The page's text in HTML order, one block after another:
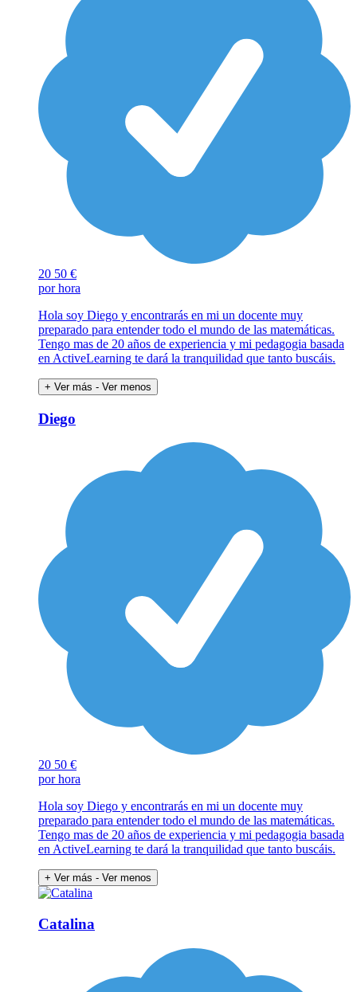
20 50 €
por hora
Hola soy Diego y encontrarás en mi un docente muy
preparado para entender todo el mundo de las matemáticas.
Tengo mas de 20 años de experiencia y mi pedagogia basada
en ActiveLearning te dará la tranquilidad que tanto buscáis.
+ Ver más - Ver menos
Diego
20 50 €
por hora
Hola soy Diego y encontrarás en mi un docente muy
preparado para entender todo el mundo de las matemáticas.
Tengo mas de 20 años de experiencia y mi pedagogia basada
en ActiveLearning te dará la tranquilidad que tanto buscáis.
+ Ver más - Ver menos
Catalina